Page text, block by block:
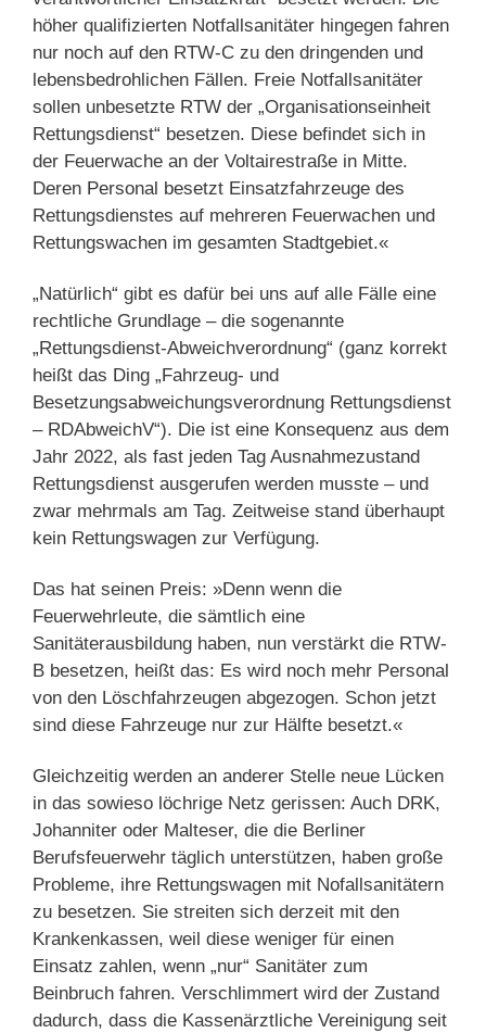
höher qualifizierten Notfallsanitäter hingegen fahren
nur noch auf den RTW-C zu den dringenden und
lebensbedrohlichen Fällen. Freie Notfallsanitäter
sollen unbesetzte RTW der „Organisationseinheit
Rettungsdienst“ besetzen. Diese befindet sich in
der Feuerwache an der Voltairestraße in Mitte.
Deren Personal besetzt Einsatzfahrzeuge des
Rettungsdienstes auf mehreren Feuerwachen und
Rettungswachen im gesamten Stadtgebiet.«
„Natürlich“ gibt es dafür bei uns auf alle Fälle eine
rechtliche Grundlage – die sogenannte
„Rettungsdienst-Abweichverordnung“ (ganz korrekt
heißt das Ding „Fahrzeug- und
Besetzungsabweichungsverordnung Rettungsdienst
– RDAbweichV“). Die ist eine Konsequenz aus dem
Jahr 2022, als fast jeden Tag Ausnahmezustand
Rettungsdienst ausgerufen werden musste – und
zwar mehrmals am Tag. Zeitweise stand überhaupt
kein Rettungswagen zur Verfügung.
Das hat seinen Preis: »Denn wenn die
Feuerwehrleute, die sämtlich eine
Sanitäterausbildung haben, nun verstärkt die RTW-
B besetzen, heißt das: Es wird noch mehr Personal
von den Löschfahrzeugen abgezogen. Schon jetzt
sind diese Fahrzeuge nur zur Hälfte besetzt.«
Gleichzeitig werden an anderer Stelle neue Lücken
in das sowieso löchrige Netz gerissen: Auch DRK,
Johanniter oder Malteser, die die Berliner
Berufsfeuerwehr täglich unterstützen, haben große
Probleme, ihre Rettungswagen mit Nofallsanitätern
zu besetzen. Sie streiten sich derzeit mit den
Krankenkassen, weil diese weniger für einen
Einsatz zahlen, wenn „nur“ Sanitäter zum
Beinbruch fahren. Verschlimmert wird der Zustand
dadurch, dass die Kassenärztliche Vereinigung seit